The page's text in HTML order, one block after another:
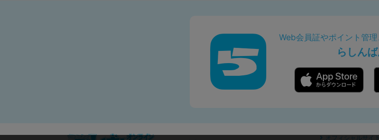
Web会員証やポイント管
らしん
オフィシャルサイト